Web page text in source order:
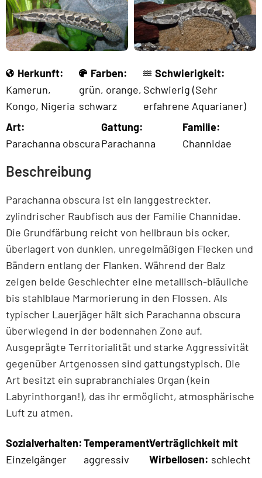
Herkunft:
Kamerun,
Kongo, Nigeria
Farben:
grün, orange,
schwarz
Schwierigkeit:
Schwierig (Sehr
erfahrene Aquarianer)
Art:
Parachanna obscura
Gattung:
Parachanna
Familie:
Channidae
Beschreibung
Parachanna obscura ist ein langgestreckter,
zylindrischer Raubfisch aus der Familie Channidae.
Die Grundfärbung reicht von hellbraun bis ocker,
überlagert von dunklen, unregelmäßigen Flecken und
Bändern entlang der Flanken. Während der Balz
zeigen beide Geschlechter eine metallisch-bläuliche
bis stahlblaue Marmorierung in den Flossen. Als
typischer Lauerjäger hält sich Parachanna obscura
überwiegend in der bodennahen Zone auf.
Ausgeprägte Territorialität und starke Aggressivität
gegenüber Artgenossen sind gattungstypisch. Die
Art besitzt ein suprabranchiales Organ (kein
Labyrinthorgan!), das ihr ermöglicht, atmosphärische
Luft zu atmen.
Sozialverhalten:
Einzelgänger
Temperament:
aggressiv
Verträglichkeit mit
Wirbellosen: schlecht